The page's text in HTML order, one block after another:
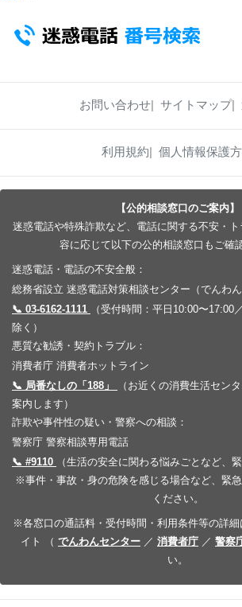
お問い合わせ サイトマップ
利用規約 個人情報保護
【公的相談窓口のご案内】
迷惑電話や特殊詐欺など、電話に関する不安・
容に応じて以下の公的相談窓口もご確
迷惑電話・電話の不安全般：
総務省設立 迷惑電話対策相談センター（でんわん
📞 03-6162-1111
（受付時間：平日10:00〜17:00
除く）
悪質な勧誘・契約トラブル：
消費者庁 消費者ホットライン
📞 局番なしの「188」
（お近くの消費生活セン
案内します）
詐欺や事件性の疑い・警察への相談：
警察庁 警察相談専用電話
📞 #9110
（生活の安全に関わる悩みごとなど、
※事件・事故・身の危険を感じる場合など、緊
ください。
※各窓口の通話料・受付時間・利用条件等の詳
イト （ でんわんセンター ／ 消費者庁 ／ 警察
い。